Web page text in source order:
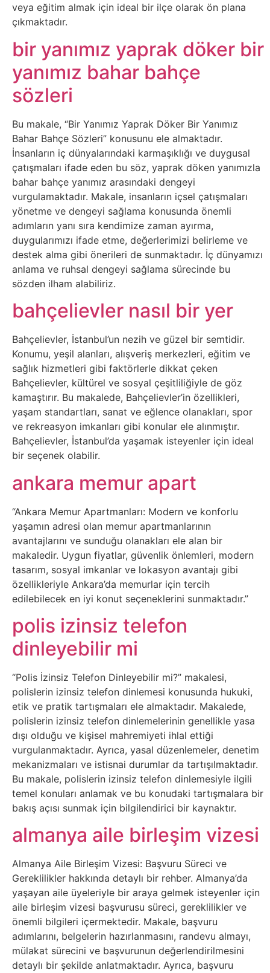
Domain
Download
E-
Devlet
Eğitim
Elektronik
Cihazlar
Facebook
Felsefe
Finans
Genel
Gezi
Gizem
Grafik
&
Tasarım
Güvenlik
Haber
Hayvanlar
Hobi
Hukuk
İnstagram
İnternet
İnternetten
Para
Kazanma
Kadın
Kim
Kimdir
Kitap
Komedi
Kültür
veya eğitim almak için ideal bir ilçe olarak ön plana
çıkmaktadır.
bir yanımız yaprak döker bir
yanımız bahar bahçe
sözleri
Bu makale, “Bir Yanımız Yaprak Döker Bir Yanımız
Bahar Bahçe Sözleri” konusunu ele almaktadır.
İnsanların iç dünyalarındaki karmaşıklığı ve duygusal
çatışmaları ifade eden bu söz, yaprak döken yanımızla
bahar bahçe yanımız arasındaki dengeyi
vurgulamaktadır. Makale, insanların içsel çatışmaları
yönetme ve dengeyi sağlama konusunda önemli
adımların yanı sıra kendimize zaman ayırma,
duygularımızı ifade etme, değerlerimizi belirleme ve
destek alma gibi önerileri de sunmaktadır. İç dünyamızı
anlama ve ruhsal dengeyi sağlama sürecinde bu
sözden ilham alabiliriz.
bahçelievler nasıl bir yer
Bahçelievler, İstanbul’un nezih ve güzel bir semtidir.
Konumu, yeşil alanları, alışveriş merkezleri, eğitim ve
sağlık hizmetleri gibi faktörlerle dikkat çeken
Bahçelievler, kültürel ve sosyal çeşitliliğiyle de göz
kamaştırır. Bu makalede, Bahçelievler’in özellikleri,
yaşam standartları, sanat ve eğlence olanakları, spor
ve rekreasyon imkanları gibi konular ele alınmıştır.
Bahçelievler, İstanbul’da yaşamak isteyenler için ideal
bir seçenek olabilir.
ankara memur apart
“Ankara Memur Apartmanları: Modern ve konforlu
yaşamın adresi olan memur apartmanlarının
avantajlarını ve sunduğu olanakları ele alan bir
makaledir. Uygun fiyatlar, güvenlik önlemleri, modern
tasarım, sosyal imkanlar ve lokasyon avantajı gibi
özellikleriyle Ankara’da memurlar için tercih
edilebilecek en iyi konut seçeneklerini sunmaktadır.”
polis izinsiz telefon
dinleyebilir mi
“Polis İzinsiz Telefon Dinleyebilir mi?” makalesi,
polislerin izinsiz telefon dinlemesi konusunda hukuki,
etik ve pratik tartışmaları ele almaktadır. Makalede,
polislerin izinsiz telefon dinlemelerinin genellikle yasa
dışı olduğu ve kişisel mahremiyeti ihlal ettiği
vurgulanmaktadır. Ayrıca, yasal düzenlemeler, denetim
mekanizmaları ve istisnai durumlar da tartışılmaktadır.
Bu makale, polislerin izinsiz telefon dinlemesiyle ilgili
temel konuları anlamak ve bu konudaki tartışmalara bir
bakış açısı sunmak için bilgilendirici bir kaynaktır.
almanya aile birleşim vizesi
Almanya Aile Birleşim Vizesi: Başvuru Süreci ve
Gereklilikler hakkında detaylı bir rehber. Almanya’da
yaşayan aile üyeleriyle bir araya gelmek isteyenler için
aile birleşim vizesi başvurusu süreci, gereklilikler ve
önemli bilgileri içermektedir. Makale, başvuru
adımlarını, belgelerin hazırlanmasını, randevu almayı,
mülakat sürecini ve başvurunun değerlendirilmesini
detaylı bir şekilde anlatmaktadır. Ayrıca, başvuru